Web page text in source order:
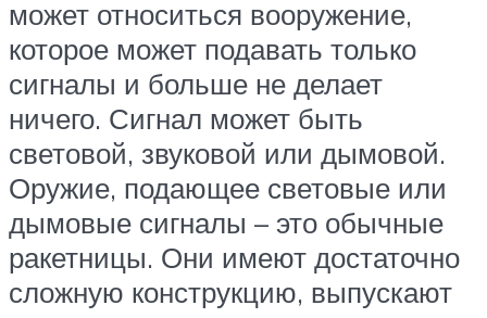
может относиться вооружение,
которое может подавать только
сигналы и больше не делает
ничего. Сигнал может быть
световой, звуковой или дымовой.
Оружие, подающее световые или
дымовые сигналы – это обычные
ракетницы. Они имеют достаточно
сложную конструкцию, выпускают